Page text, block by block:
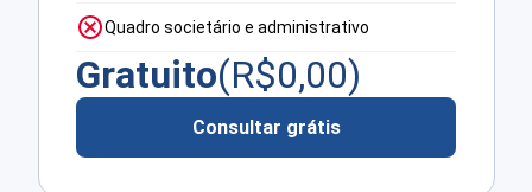
Quadro societário e administrativo
Gratuito(R$0,00)
Consultar grátis